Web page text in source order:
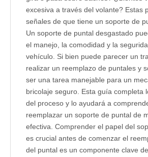
excesiva a través del volante? Estas
señales de que tiene un soporte de
Un soporte de puntal desgastado
el manejo, la comodidad y la
vehículo. Si bien puede parecer un
realizar un reemplazo de puntales y
ser una tarea manejable para un
bricolaje seguro. Esta guía completa
del proceso y lo ayudará a
reemplazar un soporte de puntal de
efectiva. Comprender el papel del
es crucial antes de comenzar el
del puntal es un componente clave